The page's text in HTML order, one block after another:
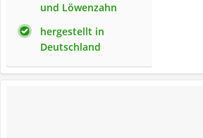
und Löwenzahn
hergestellt in
Deutschland